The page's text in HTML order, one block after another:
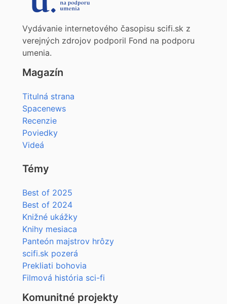
Vydávanie internetového časopisu scifi.sk z
verejných zdrojov podporil Fond na podporu
umenia.
Magazín
Titulná strana
Spacenews
Recenzie
Poviedky
Videá
Témy
Best of 2025
Best of 2024
Knižné ukážky
Knihy mesiaca
Panteón majstrov hrôzy
scifi.sk pozerá
Prekliati bohovia
Filmová história sci-fi
Komunitné projekty